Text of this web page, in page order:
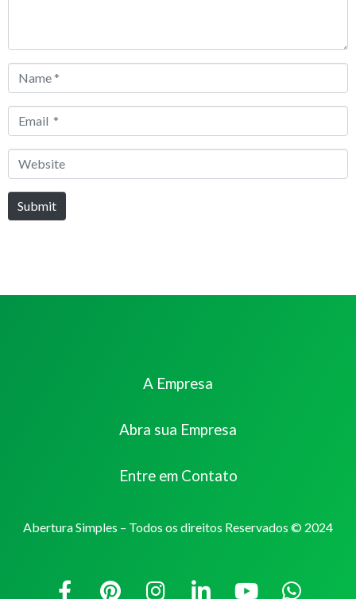
Name
Email
Website
Submit
A Empresa
Abra sua Empresa
Entre em Contato
Abertura Simples – Todos os direitos Reservados © 2024